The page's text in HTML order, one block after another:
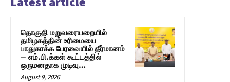
தொகுதி மறுவரையறையில்
தமிழகத்தின் உரிமையை
பாதுகாக்க பேரவையில் தீர்மானம்
– எம்.பி.க்கள் கூட்டத்தில்
ஒருமனதாக முடிவு…
August 9, 2026